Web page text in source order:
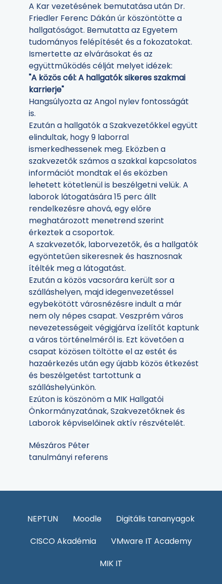
A Kar vezetésének bemutatása után Dr.
Friedler Ferenc Dákán úr köszöntötte a
hallgatóságot. Bemutatta az Egyetem
tudományos felépítését és a fokozatokat.
Ismertette az elvárásokat és az
együttműködés célját melyet idézek:
"A közös cél: A hallgatók sikeres szakmai
karrierje"
Hangsúlyozta az Angol nylev fontosságát
is.
Ezután a hallgatók a Szakvezetőkkel együtt
elindultak, hogy 9 laborral
ismerkedhessenek meg. Eközben a
szakvezetők számos a szakkal kapcsolatos
információt mondtak el és eközben
lehetett kötetlenül is beszélgetni velük. A
laborok látogatására 15 perc állt
rendelkezésre ahová, egy előre
meghatározott menetrend szerint
érkeztek a csoportok.
A szakvezetők, laborvezetők, és a hallgatók
egyöntetűen sikeresnek és hasznosnak
ítélték meg a látogatást.
Ezután a közös vacsorára került sor a
szálláshelyen, majd idegenvezetéssel
egybekötött városnézésre indult a már
nem oly népes csapat. Veszprém város
nevezetességeit végigjárva ízelítőt kaptunk
a város történelméről is. Ezt követően a
csapat közösen töltötte el az estét és
hazaérkezés után egy újabb közös étkezést
és beszélgetést tartottunk a
szálláshelyünkön.
Ezúton is köszönöm a MIK Hallgatói
Önkormányzatának, Szakvezetőknek és
Laborok képviselőinek aktív részvételét.
Mészáros Péter
tanulmányi referens
NEPTUN Moodle
Digitális tananyagok
CISCO Akadémia
VMware IT Academy
MIK IT